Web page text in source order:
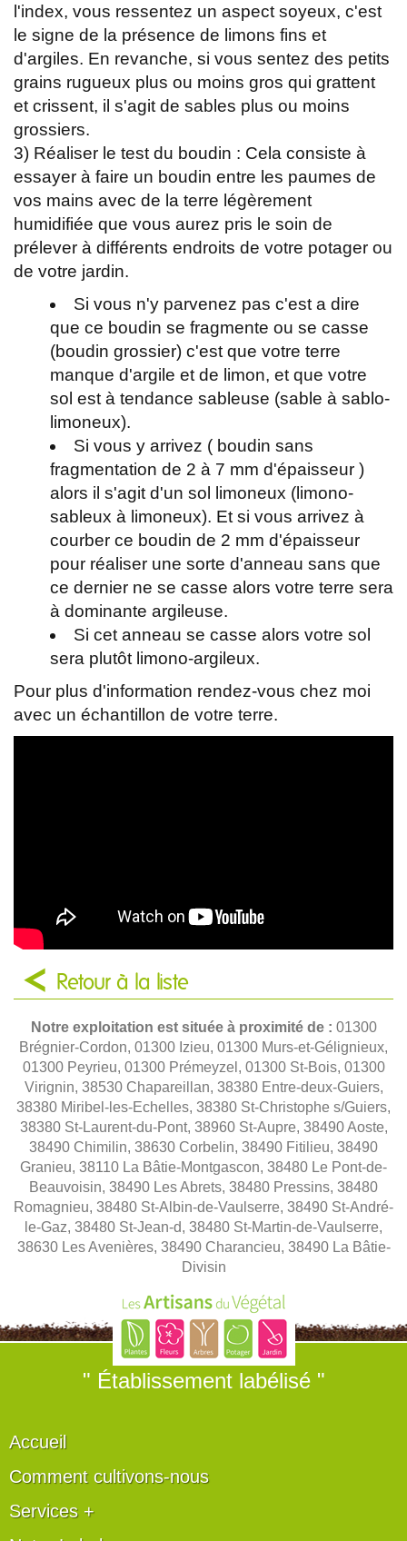
l'index, vous ressentez un aspect soyeux, c'est
le signe de la présence de limons fins et
d'argiles. En revanche, si vous sentez des petits
grains rugueux plus ou moins gros qui grattent
et crissent, il s'agit de sables plus ou moins
grossiers.
3) Réaliser le test du boudin : Cela consiste à
essayer à faire un boudin entre les paumes de
vos mains avec de la terre légèrement
humidifiée que vous aurez pris le soin de
prélever à différents endroits de votre potager ou
de votre jardin.
Si vous n'y parvenez pas c'est a dire
que ce boudin se fragmente ou se casse
(boudin grossier) c'est que votre terre
manque d'argile et de limon, et que votre
sol est à tendance sableuse (sable à sablo-
limoneux).
Si vous y arrivez ( boudin sans
fragmentation de 2 à 7 mm d'épaisseur )
alors il s'agit d'un sol limoneux (limono-
sableux à limoneux). Et si vous arrivez à
courber ce boudin de 2 mm d'épaisseur
pour réaliser une sorte d'anneau sans que
ce dernier ne se casse alors votre terre sera
à dominante argileuse.
Si cet anneau se casse alors votre sol
sera plutôt limono-argileux.
Pour plus d'information rendez-vous chez moi
avec un échantillon de votre terre.
Retour à la liste
Notre exploitation est située à proximité de : 01300
Brégnier-Cordon, 01300 Izieu, 01300 Murs-et-Gélignieux,
01300 Peyrieu, 01300 Prémeyzel, 01300 St-Bois, 01300
Virignin, 38530 Chapareillan, 38380 Entre-deux-Guiers,
38380 Miribel-les-Echelles, 38380 St-Christophe s/Guiers,
38380 St-Laurent-du-Pont, 38960 St-Aupre, 38490 Aoste,
38490 Chimilin, 38630 Corbelin, 38490 Fitilieu, 38490
Granieu, 38110 La Bâtie-Montgascon, 38480 Le Pont-de-
Beauvoisin, 38490 Les Abrets, 38480 Pressins, 38480
Romagnieu, 38480 St-Albin-de-Vaulserre, 38490 St-André-
le-Gaz, 38480 St-Jean-d, 38480 St-Martin-de-Vaulserre,
38630 Les Avenières, 38490 Charancieu, 38490 La Bâtie-
Divisin
" Établissement labélisé "
Accueil
Comment cultivons-nous
Services +